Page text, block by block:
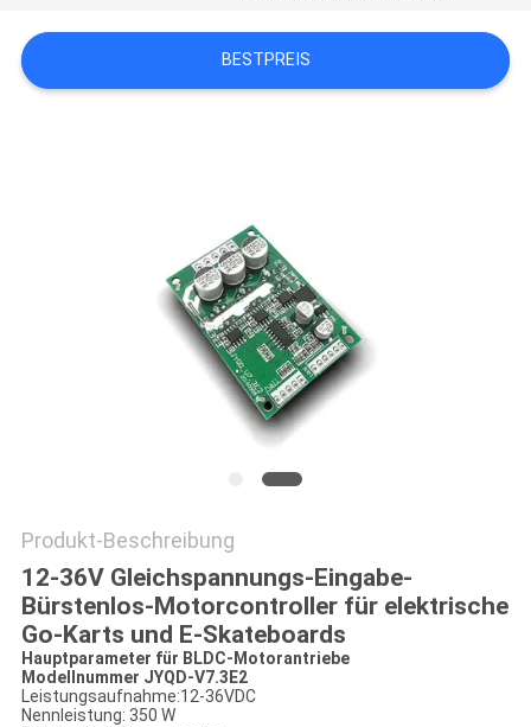
SITEMAP
DATENSCHUTZRICHTLINIE
BESTPREIS
Produkt-Beschreibung
12-36V Gleichspannungs-Eingabe-
Bürstenlos-Motorcontroller für elektrische
Go-Karts und E-Skateboards
Hauptparameter für BLDC-Motorantriebe
Modellnummer JYQD-V7.3E2
Leistungsaufnahme:12-36VDC
Nennleistung: 350 W